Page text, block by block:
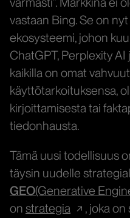
vastaan Bing. Se on
ekosysteemi, johon
ChatGPT, Perplexity
kaikilla on omat
käyttötarkoituksensa,
kirjoittamisesta tai
tiedonhausta.
Tämä uusi todellisuus
täysin uudelle
GEO(Generative
on strategia
, joka